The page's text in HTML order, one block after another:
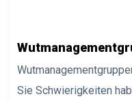
Sie Schwierigkeiten